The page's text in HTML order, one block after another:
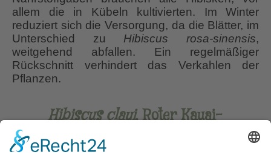
allem die in Kübeln kultivierten. Im Winter
reduziert sich die Versorgung, da die Blätter, im
Unterschied zu Hibiscus rosa-sinensis,
weitgehend abfallen. Ein regelmäßiger
Rückschnitt verhindert das Verkahlen der
Pflanzen.
Hibiscus clayi, Roter Kauai-
Rosemallow, Clay-Hibiskus